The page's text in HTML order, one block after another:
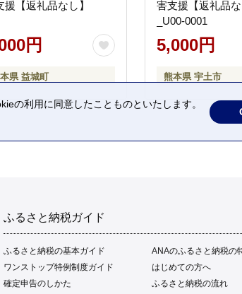
援【返礼品なし】
円
県 益城町
害支援【返礼品な
_U00-0001
5,000円
熊本県 宇土市
ふるさと納税ガイド
ふるさと納税の基本ガイド
ANAのふるさと納税の
ワンストップ特例制度ガイド
はじめての方へ
確定申告のしかた
ふるさと納税の流れ
の利用に同意したことものといたします。